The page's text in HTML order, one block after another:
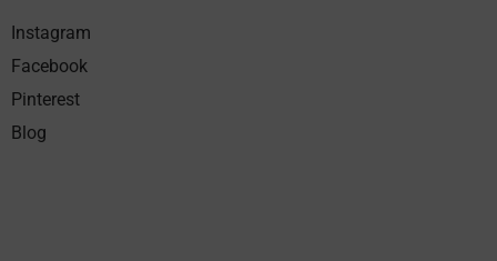
Instagram
Facebook
Pinterest
Blog